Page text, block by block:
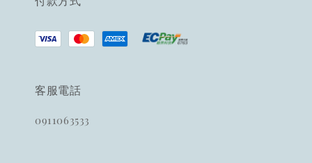
客服電話
0911063533